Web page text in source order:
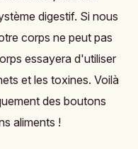
digestif. Si nous
corps ne peut pas
essayera d'utiliser
et les toxines. Voilà
des boutons
aliments !